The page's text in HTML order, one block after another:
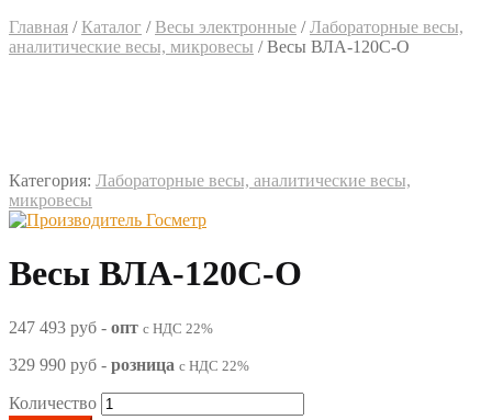
Главная / Каталог / Весы электронные /Лабораторные весы,
аналитические весы, микровесы /Весы ВЛА-120С-О
Категория: Лабораторные весы, аналитические весы,
микровесы
Весы ВЛА-120С-О
247 493 руб - опт с НДС 22%
329 990 руб - розница с НДС 22%
Количество